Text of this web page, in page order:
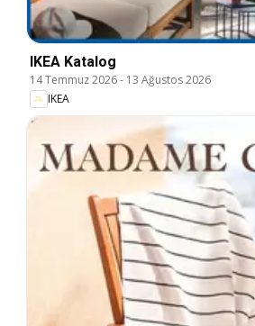
IKEA Katalog
14 Temmuz 2026- 13 Ağustos 2026
IKEA